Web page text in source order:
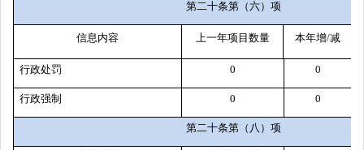
第二十条第（六）项
信息内容 上一年项目数量 本年增/减
行政处罚 0 0
行政强制 0 0
第二十条第（八）项